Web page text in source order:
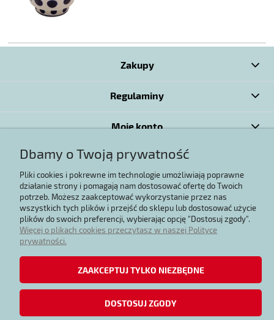
Zakupy
Regulaminy
Moje konto
Informacje
POKAŻ PEŁNĄ WERSJĘ STRONY
Sklep internetowy Shoper.pl
Dbamy o Twoją prywatność
Pliki cookies i pokrewne im technologie umożliwiają poprawne
działanie strony i pomagają nam dostosować ofertę do Twoich
potrzeb. Możesz zaakceptować wykorzystanie przez nas
wszystkich tych plików i przejść do sklepu lub dostosować użycie
plików do swoich preferencji, wybierając opcję "Dostosuj zgody".
Więcej o plikach cookies przeczytasz w naszej Polityce
prywatności.
ZAAKCEPTUJ TYLKO NIEZBĘDNE
DOSTOSUJ ZGODY